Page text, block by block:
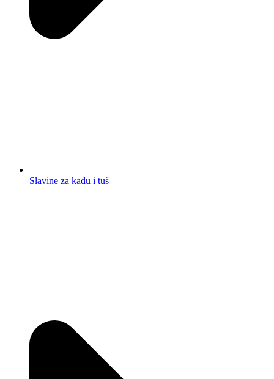
Slavine za kadu i tuš